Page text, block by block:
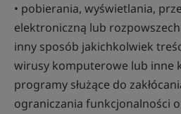
• pobierania, wyświetlania,
elektroniczną lub
inny sposób jakichkolwiek
wirusy komputerowe lub inne
programy służące do
ograniczania funkcjonalności